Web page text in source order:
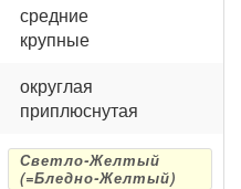
средние
крупные
округлая
приплюснутая
Светло-Желтый
(=Бледно-Желтый)